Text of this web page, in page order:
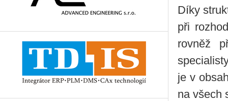
Díky
při
rovněž
je v
na všech